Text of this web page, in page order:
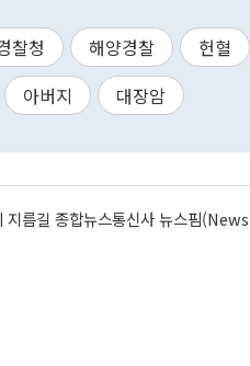
찰청 해양경찰 헌혈
아버지 대장암
지름길 종합뉴스통신사 뉴스핌